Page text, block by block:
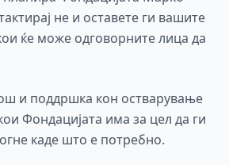
не и оставете ги вашите
ќе може одговорните лица да
и поддршка кон остварување
Фондацијата има за цел да ги
каде што е потребно.